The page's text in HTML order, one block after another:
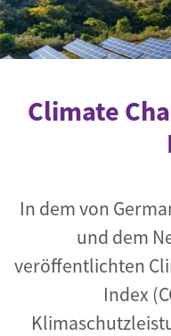
Climate
In dem von
und dem
veröffentlichten
Index